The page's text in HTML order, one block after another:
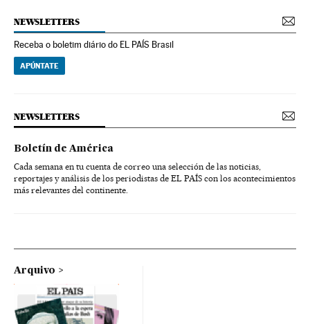
NEWSLETTERS
Receba o boletim diário do EL PAÍS Brasil
APÚNTATE
NEWSLETTERS
Boletín de América
Cada semana en tu cuenta de correo una selección de las noticias,
reportajes y análisis de los periodistas de EL PAÍS con los acontecimientos
más relevantes del continente.
Arquivo